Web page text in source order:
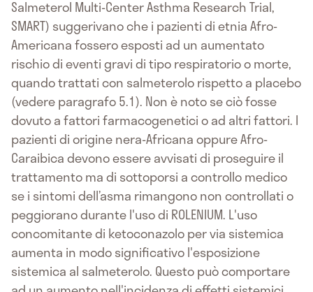
Salmeterol Multi-Center Asthma Research Trial,
SMART) suggerivano che i pazienti di etnia Afro-
Americana fossero esposti ad un aumentato
rischio di eventi gravi di tipo respiratorio o morte,
quando trattati con salmeterolo rispetto a placebo
(vedere paragrafo 5.1). Non è noto se ciò fosse
dovuto a fattori farmacogenetici o ad altri fattori. I
pazienti di origine nera-Africana oppure Afro-
Caraibica devono essere avvisati di proseguire il
trattamento ma di sottoporsi a controllo medico
se i sintomi dell’asma rimangono non controllati o
peggiorano durante l'uso di ROLENIUM. L'uso
concomitante di ketoconazolo per via sistemica
aumenta in modo significativo l'esposizione
sistemica al salmeterolo. Questo può comportare